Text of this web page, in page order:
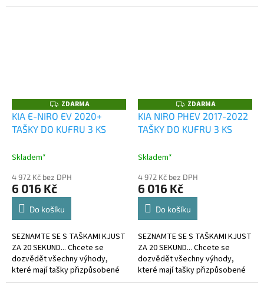
kufru? kufru?
Z
D
A
R
ZDARMA
KIA E-NIRO EV 2020+
TAŠKY DO KUFRU 3 KS
Skladem*
4 972 Kč bez DPH
6 016 Kč
Do košíku
SEZNAMTE SE S TAŠKAMI KJUST
ZA 20 SEKUND... Chcete se
dozvědět všechny výhody,
které mají tašky přizpůsobené
kufru?
Z
D
A
R
ZDARMA
KIA NIRO PHEV 2017-2022
TAŠKY DO KUFRU 3 KS
Skladem*
4 972 Kč bez DPH
6 016 Kč
Do košíku
SEZNAMTE SE S TAŠKAMI KJUST
ZA 20 SEKUND... Chcete se
dozvědět všechny výhody,
které mají tašky přizpůsobené
kufru?